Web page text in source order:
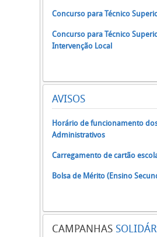
Concurso para Técnico
Concurso para Técnico
Intervenção Local
AVISOS
Horário de funcionamento
Administrativos
Carregamento de cartão
Bolsa de Mérito (Ensino
CAMPANHAS